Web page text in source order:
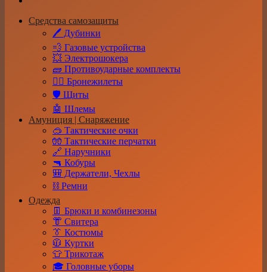
Средства самозащиты
🖊️ Дубинки
💨 Газовые устройства
💥 Электрошокера
🧱 Противоударные комплекты
👮‍♂️ Бронежилеты
🛡️ Щиты
🤖 Шлемы
Амуниция | Снаряжение
🥽 Тактические очки
🧤 Тактические перчатки
🔗 Наручники
🔫 Кобуры
🎒 Держатели, Чехлы
⛓️ Ремни
Одежда
👖 Брюки и комбинезоны
👘 Свитера
👔 Костюмы
🧥 Куртки
👕 Трикотаж
🎓 Головные уборы